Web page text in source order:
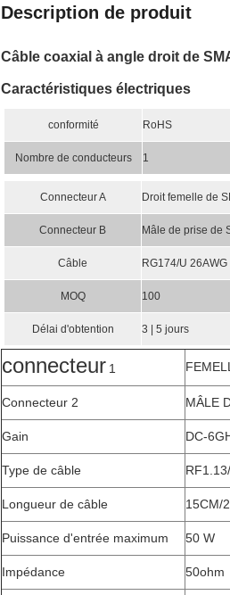
Description de produit
Câble coaxial à angle droit de
Caractéristiques électriques
conformité RoHS
Nombre de conducteurs 1
Connecteur A Droit femelle de
Connecteur B Mâle de prise de
Câble RG174/U 26AWG
MOQ 100
Délai d'obtention 3 | 5 jours
connecteur 1
Connecteur 2 MÂLE
Gain DC-
Type de câble
Longueur de câble 15CM/
Puissance d'entrée maximum 50 W
Impédance 50ohm